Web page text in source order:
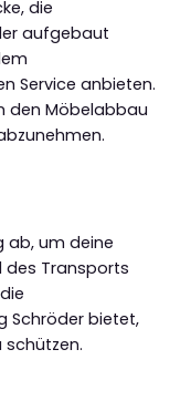
die
aufgebaut
Service anbieten.
den Möbelabbau
ab, um deine
des Transports
Schröder bietet,